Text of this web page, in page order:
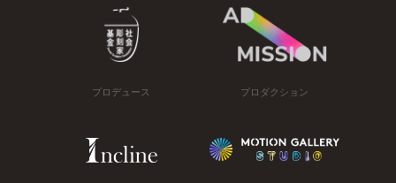
プロデュース プロダクション